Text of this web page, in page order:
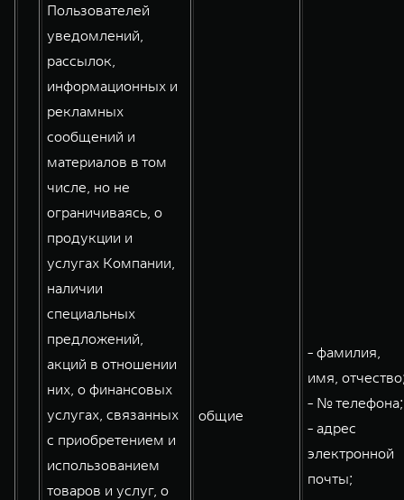
Пользователей
уведомлений,
рассылок,
информационных и
рекламных
сообщений и
материалов в том
числе, но не
ограничиваясь, о
продукции и
услугах Компании,
наличии
специальных
предложений,
акций в отношении
них, о финансовых
услугах, связанных
с приобретением и
использованием
товаров и услуг, о
общие
- фамилия,
имя,
- № телефона;
- адрес
электронной
почты;